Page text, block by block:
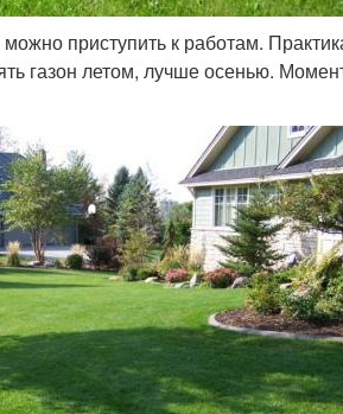
приступить к работам.
газон летом, лучше осенью.